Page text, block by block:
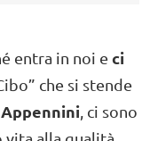
entra in noi e ci
che si stende
, ci sono